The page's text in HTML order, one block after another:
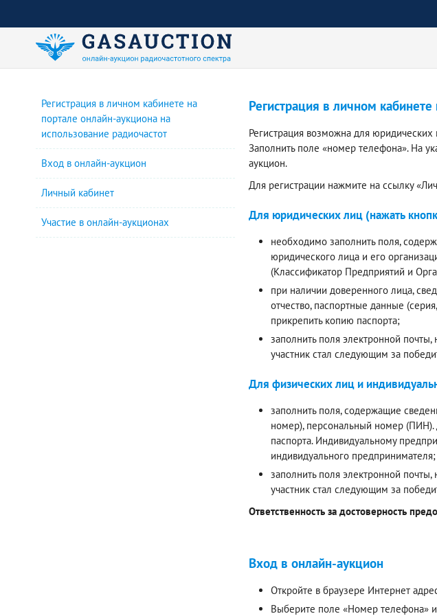
Регистрация в личном кабинете на
портале онлайн-аукциона на
использование радиочастот
Вход в онлайн-аукцион
Личный кабинет
Участие в онлайн-аукционах
Регистрация в личном
Регистрация возможна для
Заполнить поле «номер телефона». На
аукцион.
Для регистрации нажмите на ссылку
Для юридических лиц (нажать
необходимо заполнить поля,
юридического лица и его
(Классификатор Предприятий и
при наличии доверенного лица,
отчество, паспортные данные
прикрепить копию паспорта;
заполнить поля электронной
участник стал следующим за
Для физических лиц и
заполнить поля, содержащие
номер), персональный номер (ПИН).
паспорта. Индивидуальному
индивидуального предпринимателя;
заполнить поля электронной
участник стал следующим за
Ответственность за достоверность
Вход в онлайн-аукцион
Откройте в браузере Интернет
Выберите поле «Номер телефона»